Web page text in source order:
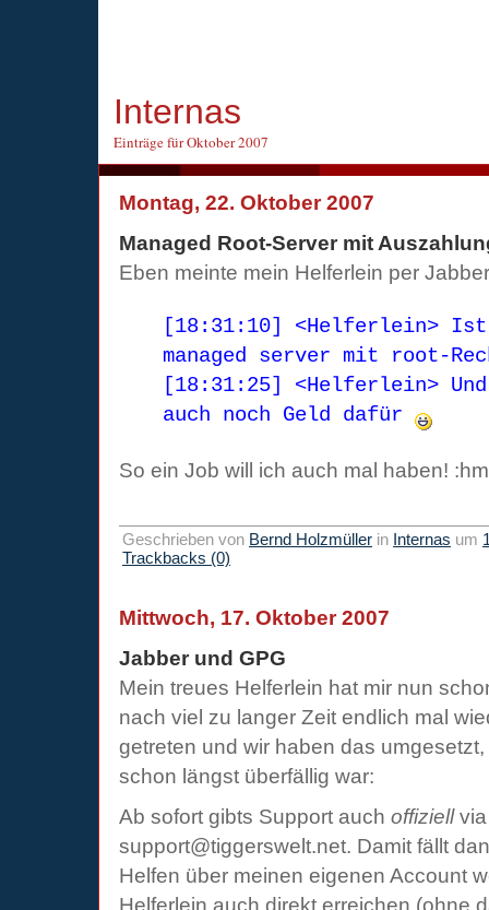
Internas
Einträge für Oktober 2007
Montag, 22. Oktober 2007
Managed Root-Server mit
Eben meinte mein Helferlein per
[18:31:10] <Helferlein>
managed server mit root-
[18:31:25] <Helferlein> Und
auch noch Geld dafür
So ein Job will ich auch mal haben!
Geschrieben von Bernd Holzmüller in Internas um
Trackbacks (0)
Mittwoch, 17. Oktober 2007
Jabber und GPG
Mein treues Helferlein hat mir nun
nach viel zu langer Zeit endlich mal
getreten und wir haben das
schon längst überfällig war:
Ab sofort gibts Support auch offiziellvia
support@tiggerswelt.net. Damit fällt
Helfen über meinen eigenen Account
Helferlein auch direkt erreichen (ohne